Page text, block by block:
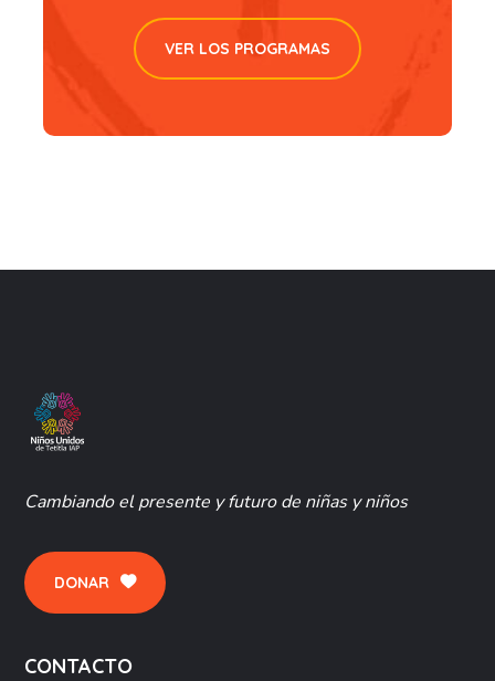
VER LOS PROGRAMAS
Cambiando el presente y futuro de niñas y niños
DONAR
CONTACTO